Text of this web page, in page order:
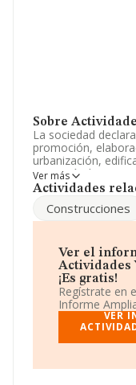
Sobre
La sociedad
promoción,
urbanización,
ingeniería, la
ajenos de toda
'Servicios
relacionadas con
Para
teléfono es
La compañía
NIF B83043356,
Calle Principe
Madrid, Madrid.
En relación con el
Ver más
Actividades
Construcciones
Ver el
Actividades
¡Es gratis!
Regístrate en
Informe
VER